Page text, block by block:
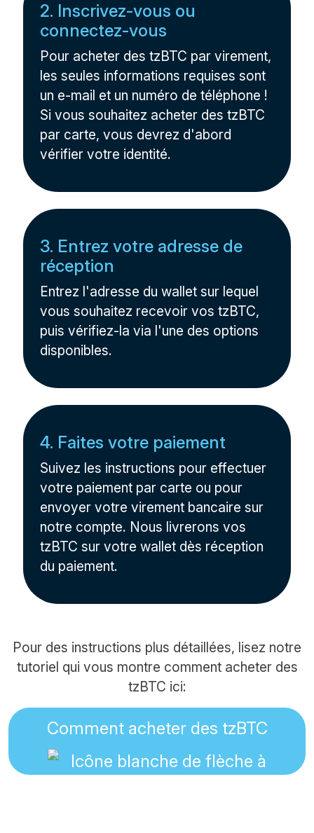
2. Inscrivez-vous ou
connectez-vous
Pour acheter des tzBTC par virement,
les seules informations requises sont
un e-mail et un numéro de téléphone !
Si vous souhaitez acheter des tzBTC
par carte, vous devrez d'abord
vérifier votre identité.
3. Entrez votre adresse de
réception
Entrez l'adresse du wallet sur lequel
vous souhaitez recevoir vos tzBTC,
puis vérifiez-la via l'une des options
disponibles.
4. Faites votre paiement
Suivez les instructions pour effectuer
votre paiement par carte ou pour
envoyer votre virement bancaire sur
notre compte. Nous livrerons vos
tzBTC sur votre wallet dès réception
du paiement.
Pour des instructions plus détaillées, lisez notre
tutoriel qui vous montre comment acheter des
tzBTC ici:
Comment acheter des tzBTC